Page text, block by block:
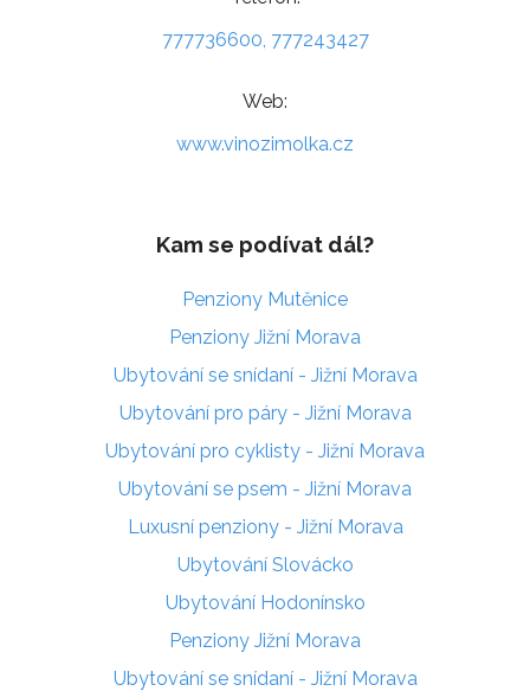
777736600, 777243427
Web:
www.vinozimolka.cz
Kam se podívat dál?
Penziony Mutěnice
Penziony Jižní Morava
Ubytování se snídaní - Jižní Morava
Ubytování pro páry - Jižní Morava
Ubytování pro cyklisty - Jižní Morava
Ubytování se psem - Jižní Morava
Luxusní penziony - Jižní Morava
Ubytování Slovácko
Ubytování Hodonínsko
Penziony Jižní Morava
Ubytování se snídaní - Jižní Morava